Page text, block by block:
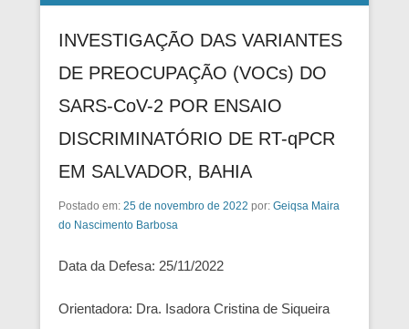
INVESTIGAÇÃO DAS VARIANTES
DE PREOCUPAÇÃO (VOCs) DO
SARS-CoV-2 POR ENSAIO
DISCRIMINATÓRIO DE RT-qPCR
EM SALVADOR, BAHIA
Postado em: 25 de novembro de 2022 por: Geiqsa Maira
do Nascimento Barbosa
Data da Defesa: 25/11/2022
Orientadora: Dra. Isadora Cristina de Siqueira